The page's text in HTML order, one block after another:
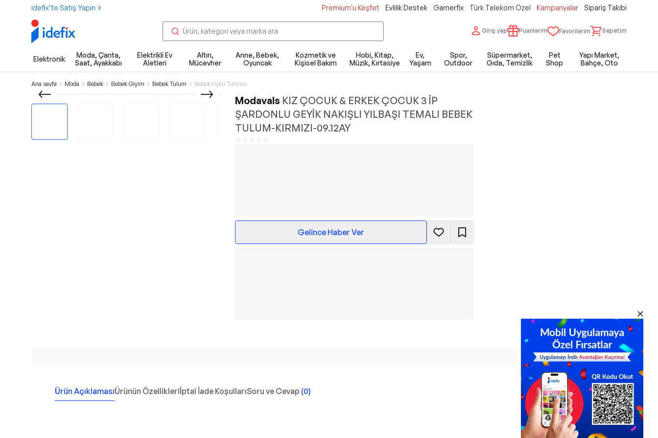
idefix’te Satış Yapın Premium'u Keşfet Evlilik Destek Gamerfix Türk Telekom Özel Kampanyalar Sipariş Takibi
Giriş yap Puanlarım Favorilerim Sepetim
Elektronik
Moda, Çanta,
Saat, Ayakkabı
Elektrikli Ev
Aletleri
Altın,
Mücevher
Anne, Bebek,
Oyuncak
Kozmetik ve
Kişisel Bakım
Hobi, Kitap,
Müzik, Kırtasiye
Ev,
Yaşam
Spor,
Outdoor
Süpermarket,
Gıda, Temizlik
Pet
Shop
Yapı Market,
Bahçe, Oto
Ana sayfa Moda Bebek Bebek Giyim Bebek Tulum Bebek Uyku Tulumu
Modavals KIZ ÇOCUK & ERKEK ÇOCUK 3 İP
ŞARDONLU GEYİK NAKIŞLI YILBAŞI TEMALI BEBEK
TULUM-KIRMIZI-09.12AY
Gelince Haber Ver
Ürün AçıklamasıÜrünün Özellikleriİptal İade KoşullarıSoru ve Cevap (0)